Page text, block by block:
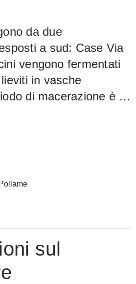
da due
a sud: Case Via
vengono fermentati
in vasche
di macerazione è di
in barrique di
10 000 bottiglie.
sul